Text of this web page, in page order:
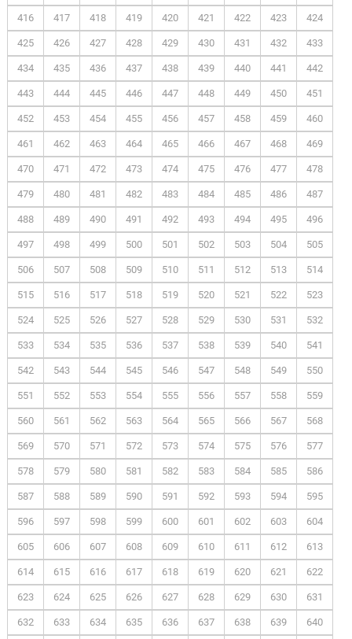
416 417 418 419 420 421 422 423 424
425 426 427 428 429 430 431 432 433
434 435 436 437 438 439 440 441 442
443 444 445 446 447 448 449 450 451
452 453 454 455 456 457 458 459 460
461 462 463 464 465 466 467 468 469
470 471 472 473 474 475 476 477 478
479 480 481 482 483 484 485 486 487
488 489 490 491 492 493 494 495 496
497 498 499 500 501 502 503 504 505
506 507 508 509 510 511 512 513 514
515 516 517 518 519 520 521 522 523
524 525 526 527 528 529 530 531 532
533 534 535 536 537 538 539 540 541
542 543 544 545 546 547 548 549 550
551 552 553 554 555 556 557 558 559
560 561 562 563 564 565 566 567 568
569 570 571 572 573 574 575 576 577
578 579 580 581 582 583 584 585 586
587 588 589 590 591 592 593 594 595
596 597 598 599 600 601 602 603 604
605 606 607 608 609 610 611 612 613
614 615 616 617 618 619 620 621 622
623 624 625 626 627 628 629 630 631
632 633 634 635 636 637 638 639 640